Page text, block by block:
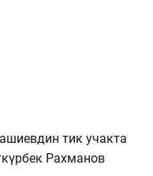
тик учакта
Рахманов